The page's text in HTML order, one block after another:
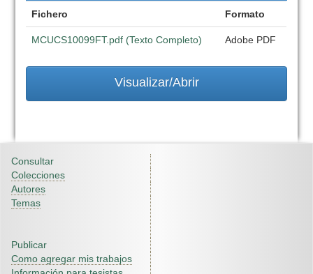
Fichero Formato
MCUCS10099FT.pdf (Texto Completo) Adobe PDF
Visualizar/Abrir
Consultar
Colecciones
Autores
Temas
Publicar
Como agregar mis trabajos